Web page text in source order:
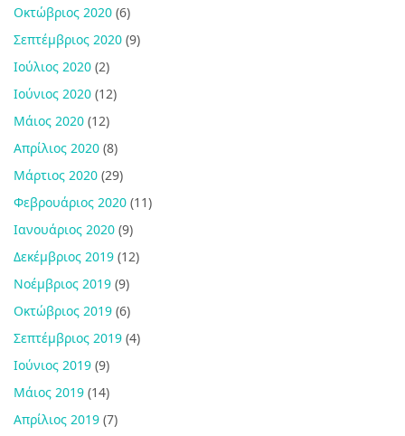
Οκτώβριος 2020 (6)
Σεπτέμβριος 2020 (9)
Ιούλιος 2020 (2)
Ιούνιος 2020 (12)
Μάιος 2020 (12)
Απρίλιος 2020 (8)
Μάρτιος 2020 (29)
Φεβρουάριος 2020 (11)
Ιανουάριος 2020 (9)
Δεκέμβριος 2019 (12)
Νοέμβριος 2019 (9)
Οκτώβριος 2019 (6)
Σεπτέμβριος 2019 (4)
Ιούνιος 2019 (9)
Μάιος 2019 (14)
Απρίλιος 2019 (7)